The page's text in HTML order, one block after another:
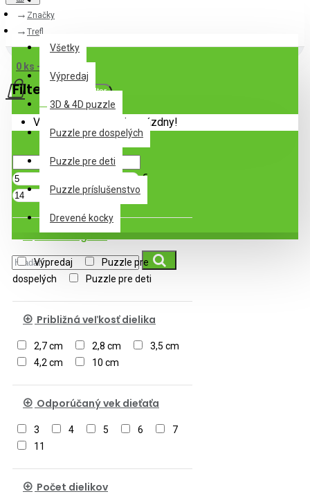
Všetky
Všetky
Výpredaj
3D & 4D puzzle
Puzzle pre dospelých
Puzzle pre deti
Puzzle príslušenstvo
Drevené kocky
0 ks - 0,00€
Váš nákupný košík je prázdny!
Značky
Trefl
Filter Zrušiť filter
Cena
€
Podkategórie
Výpredaj
Puzzle pre
dospelých
Puzzle pre deti
Približná veľkosť dielika
2,7 cm 2,8 cm
3,5 cm
4,2 cm
10 cm
Odporúčaný vek dieťaťa
3 4 5 6
7
11
Počet dielikov